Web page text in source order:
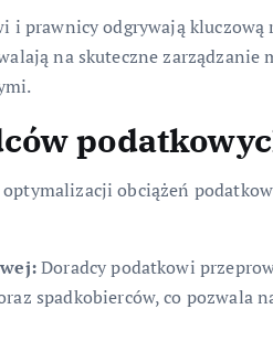
i prawnicy odgrywają kluczową
na skuteczne
obciążeń
Doradcy podatkowi
spadkobierców, co pozwala